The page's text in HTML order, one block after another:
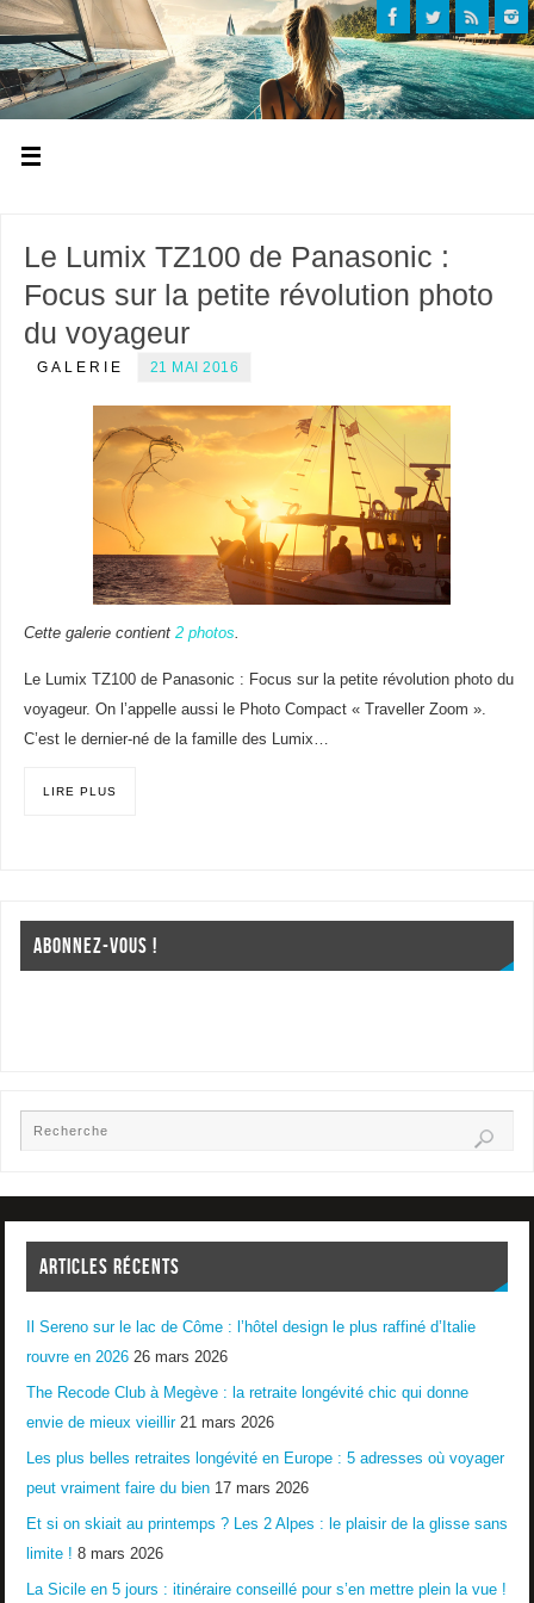
Le Lumix TZ100 de Panasonic :
Focus sur la petite révolution photo
du voyageur
GALERIE 21 MAI 2016
Cette galerie contient 2 photos.
Le Lumix TZ100 de Panasonic : Focus sur la petite révolution photo du
voyageur. On l’appelle aussi le Photo Compact « Traveller Zoom ».
C’est le dernier-né de la famille des Lumix…
LIRE PLUS
ABONNEZ-VOUS !
ARTICLES RÉCENTS
Il Sereno sur le lac de Côme : l’hôtel design le plus raffiné d’Italie
rouvre en 2026 26 mars 2026
The Recode Club à Megève : la retraite longévité chic qui donne
envie de mieux vieillir 21 mars 2026
Les plus belles retraites longévité en Europe : 5 adresses où voyager
peut vraiment faire du bien 17 mars 2026
Et si on skiait au printemps ? Les 2 Alpes : le plaisir de la glisse sans
limite ! 8 mars 2026
La Sicile en 5 jours : itinéraire conseillé pour s’en mettre plein la vue !